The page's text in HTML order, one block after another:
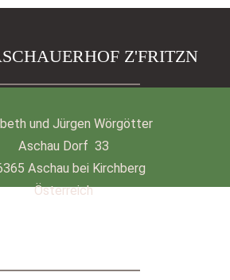
Z'FRITZN
und Jürgen Wörgötter
Aschau Dorf 33
Aschau bei Kirchberg
Österreich